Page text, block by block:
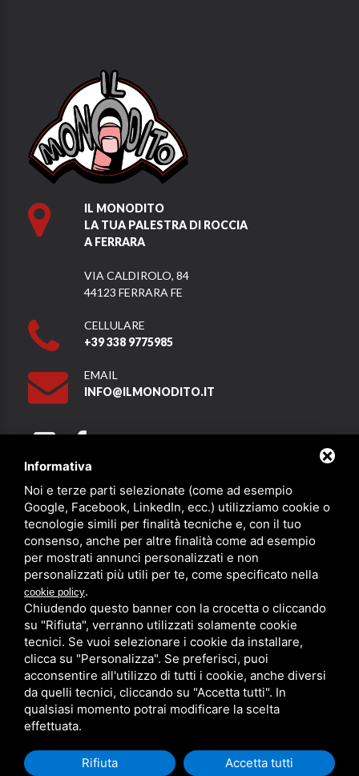
IL MONODITO
LA TUA PALESTRA DI ROCCIA
A FERRARA
VIA CALDIROLO, 84
44123 FERRARA FE
CELLULARE
+39 338 9775985
EMAIL
INFO@ILMONODITO.IT
Partner
PRIVACY SITEMAP/ QUESTO SITO È PROTETTO DA GOOGLE
RECAPTCHA V3,PRIVACY POLICYE TERMS OF SERVICEDI GOOGLE.
Informativa
Noi e terze parti selezionate (come ad esempio
Google, Facebook, LinkedIn, ecc.) utilizziamo cookie o
tecnologie simili per finalità tecniche e, con il tuo
consenso, anche per altre finalità come ad esempio
per mostrati annunci personalizzati e non
personalizzati più utili per te, come specificato nella
cookie policy.
Chiudendo questo banner con la crocetta o cliccando
su "Rifiuta", verranno utilizzati solamente cookie
tecnici. Se vuoi selezionare i cookie da installare,
clicca su "Personalizza". Se preferisci, puoi
acconsentire all'utilizzo di tutti i cookie, anche diversi
da quelli tecnici, cliccando su "Accetta tutti". In
qualsiasi momento potrai modificare la scelta
effettuata.
Rifiuta Accetta tutti